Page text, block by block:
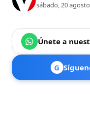
sábado, 20
Únete a
G